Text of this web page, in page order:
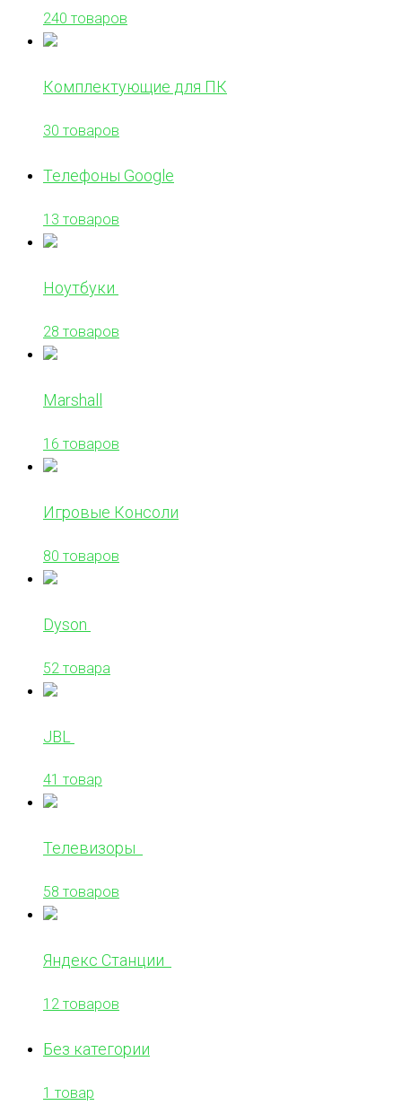
240 товаров
Комплектующие для ПК
30 товаров
Телефоны Google
13 товаров
Ноутбуки
28 товаров
Marshall
16 товаров
Игровые Консоли
80 товаров
Dyson
52 товара
JBL
41 товар
Телевизоры
58 товаров
Яндекс Станции
12 товаров
Без категории
1 товар